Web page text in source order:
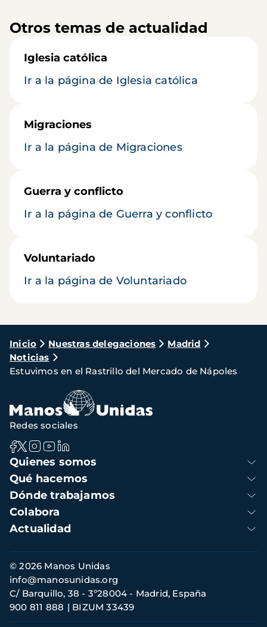
Otros temas de actualidad
Iglesia católica
Ir a la página de Iglesia católica
Migraciones
Ir a la página de Migraciones
Guerra y conflicto
Ir a la página de Guerra y conflicto
Voluntariado
Ir a la página de Voluntariado
Ruta
de
navegación
Inicio Nuestras delegaciones
Madrid
Noticias
Estuvimos en el Rastrillo del Mercado de Nápoles
Navegación
principal
Quienes somos
Qué hacemos
Dónde trabajamos
Colabora
Actualidad
Redes sociales
Información
de
contacto
© 2026 Manos Unidas
C/ Barquillo, 38 - 3º28004 - Madrid, España
900 811 888
BIZUM 33439
info@manosunidas.org